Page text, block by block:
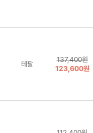
테팔
137,400원
123,600원